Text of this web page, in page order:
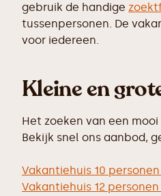
gebruik de handige
tussenpersonen. De
voor iedereen.
Kleine en
Het zoeken van een
Bekijk snel ons aanbod,
Vakantiehuis 10
Vakantiehuis 12